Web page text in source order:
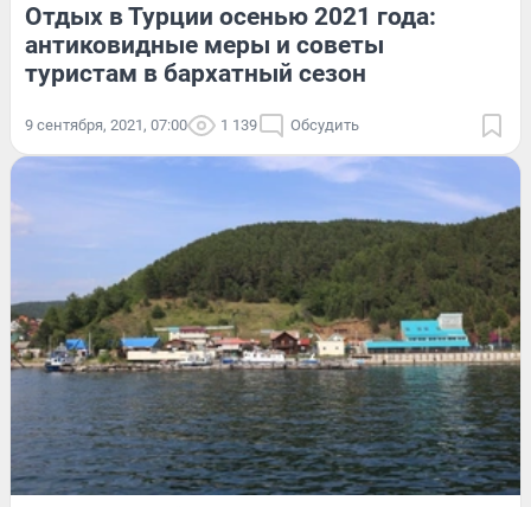
Отдых в Турции осенью 2021 года:
антиковидные меры и советы
туристам в бархатный сезон
9 сентября, 2021, 07:00 1 139 Обсудить